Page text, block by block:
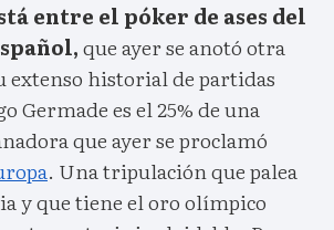
entre el póker de ases del
que ayer se anotó otra
extenso historial de partidas
Germade es el 25% de una
que ayer se proclamó
. Una tripulación que palea
y que tiene el oro olímpico